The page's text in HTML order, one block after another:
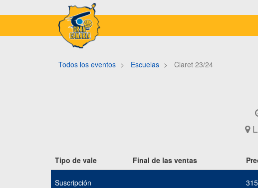
Todos los eventos Escuelas Claret 23/24
Tipo de vale Final de las ventas
Suscripción